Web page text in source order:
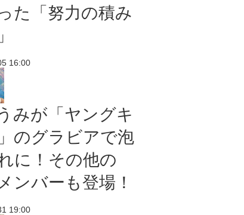
た「努力の積み
16:00
みが「ヤングキ
のグラビアで泡
に！その他の
ンバーも登場！
19:00